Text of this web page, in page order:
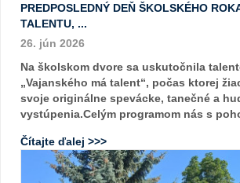
PREDPOSLEDNÝ DEŇ ŠKOLSKÉHO
TALENTU, ...
26. jún 2026
Na školskom dvore sa uskutočnila
„Vajanského má talent“, počas ktorej
svoje originálne spevácke, tanečné a
vystúpenia.Celým programom nás s
Čítajte ďalej >>>